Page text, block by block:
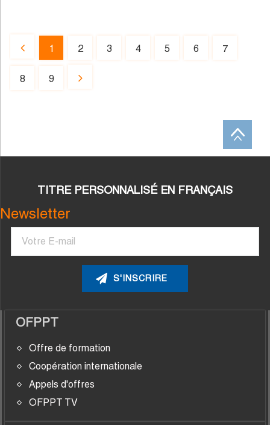
Page
précédente
Page
courante
1 Page
2 Page
3 Page
4 Page
5 Page
6 Page
7
Page
8 Page
9
Page
TITRE PERSONNALISÉ EN FRANÇAIS
Newsletter
Courriel
OFPPT
Offre de formation
Coopération internationale
Appels d'offres
OFPPT TV